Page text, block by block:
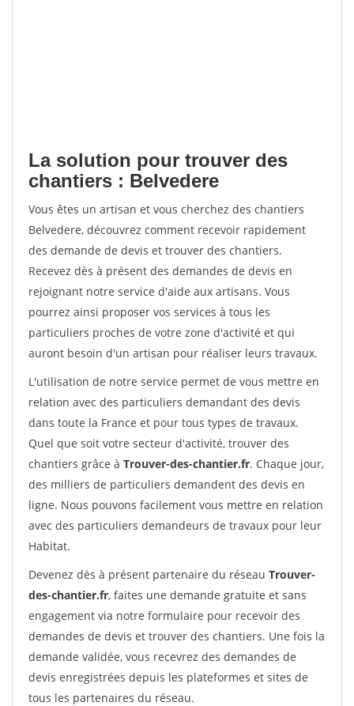
La solution pour trouver des
chantiers : Belvedere
Vous êtes un artisan et vous cherchez des chantiers
Belvedere, découvrez comment recevoir rapidement
des demande de devis et trouver des chantiers.
Recevez dès à présent des demandes de devis en
rejoignant notre service d'aide aux artisans. Vous
pourrez ainsi proposer vos services à tous les
particuliers proches de votre zone d'activité et qui
auront besoin d'un artisan pour réaliser leurs travaux.
L'utilisation de notre service permet de vous mettre en
relation avec des particuliers demandant des devis
dans toute la France et pour tous types de travaux.
Quel que soit votre secteur d'activité, trouver des
chantiers grâce à Trouver-des-chantier.fr. Chaque jour,
des milliers de particuliers demandent des devis en
ligne. Nous pouvons facilement vous mettre en relation
avec des particuliers demandeurs de travaux pour leur
Habitat.
Devenez dès à présent partenaire du réseau Trouver-
des-chantier.fr, faites une demande gratuite et sans
engagement via notre formulaire pour recevoir des
demandes de devis et trouver des chantiers. Une fois la
demande validée, vous recevrez des demandes de
devis enregistrées depuis les plateformes et sites de
tous les partenaires du réseau.